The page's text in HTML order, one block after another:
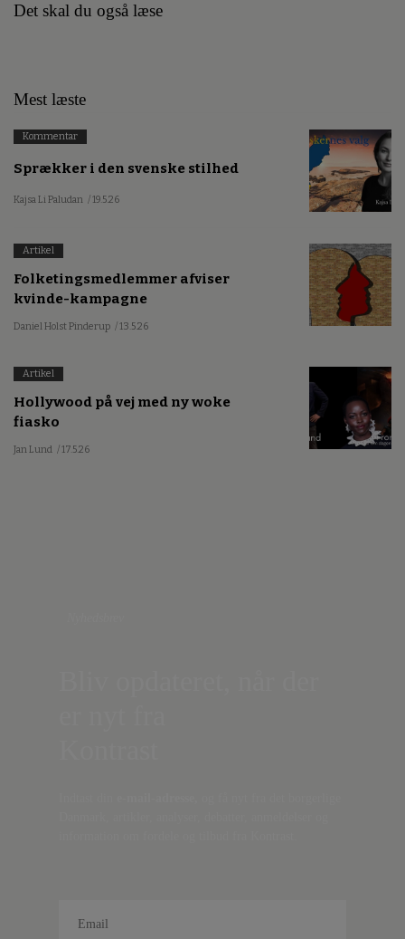
Det skal du også læse
Mest læste
Kommentar
Sprækker i den svenske stilhed
Kajsa Li Paludan / 19.5.26
Artikel
Folketingsmedlemmer afviser
kvinde-kampagne
Daniel Holst Pinderup / 13.5.26
Artikel
Hollywood på vej med ny woke
fiasko
Jan Lund / 17.5.26